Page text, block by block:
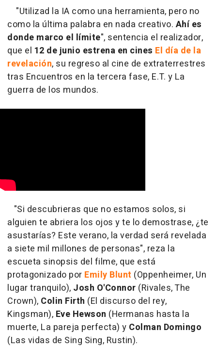
"Utilizad la IA como una herramienta, pero no
como la última palabra en nada creativo. Ahí es
donde marco el límite", sentencia el realizador,
que el 12 de junio estrena en cines El día de la
revelación, su regreso al cine de extraterrestres
tras Encuentros en la tercera fase, E.T. y La
guerra de los mundos.
"Si descubrieras que no estamos solos, si
alguien te abriera los ojos y te lo demostrase, ¿te
asustarías? Este verano, la verdad será revelada
a siete mil millones de personas", reza la
escueta sinopsis del filme, que está
protagonizado por Emily Blunt (Oppenheimer, Un
lugar tranquilo), Josh O'Connor (Rivales, The
Crown), Colin Firth (El discurso del rey,
Kingsman), Eve Hewson (Hermanas hasta la
muerte, La pareja perfecta) y Colman Domingo
(Las vidas de Sing Sing, Rustin).